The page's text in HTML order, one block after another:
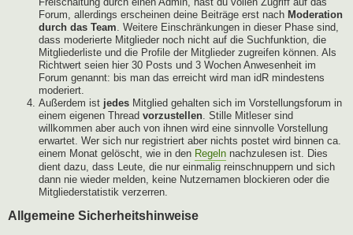
Forum, allerdings erscheinen deine Beiträge erst nach Moderation
durch das Team. Weitere Einschränkungen in dieser Phase sind,
dass moderierte Mitglieder noch nicht auf die Suchfunktion, die
Mitgliederliste und die Profile der Mitglieder zugreifen können. Als
Richtwert seien hier 30 Posts und 3 Wochen Anwesenheit im
Forum genannt: bis man das erreicht wird man idR mindestens
moderiert.
Außerdem ist jedes Mitglied gehalten sich im Vorstellungsforum in
einem eigenen Thread vorzustellen. Stille Mitleser sind
willkommen aber auch von ihnen wird eine sinnvolle Vorstellung
erwartet. Wer sich nur registriert aber nichts postet wird binnen ca.
einem Monat gelöscht, wie in den Regeln nachzulesen ist. Dies
dient dazu, dass Leute, die nur einmalig reinschnuppern und sich
dann nie wieder melden, keine Nutzernamen blockieren oder die
Mitgliederstatistik verzerren.
Allgemeine Sicherheitshinweise